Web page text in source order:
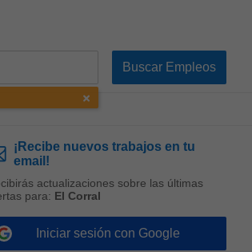
¡Recibe nuevos trabajos en tu
email!
actualizaciones sobre las últimas
para: El Corral
Iniciar sesión con Google